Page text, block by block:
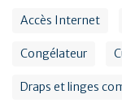
Accès Internet
Congélateur
Draps et linges